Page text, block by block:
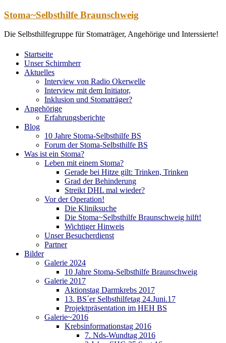
Zum
springen
Stoma~Selbsthilfe Braunschweig
Die Selbsthilfegruppe für Stomaträger, Angehörige und Interssierte!
Startseite
Unser Schirmherr
Aktuelles
Interview von Radio Okerwelle
Interview mit dem Initiator,
Inklusion und Stomaträger?
Angehörige
Erfahrungsberichte
Blog
10 Jahre Stoma-Selbsthilfe BS
Forum der Stoma-Selbsthilfe BS
Was ist ein Stoma?
Leben mit einem Stoma?
Gerade bei Hitze gilt: Trinken, Trinken
Grad der Behinderung
Streikt DHL mal wieder?
Vor der Operation!
Die Kliniksuche
Die Stoma~Selbsthilfe Braunschweig hilft!
Wichtiger Hinweis
Unser Besucherdienst
Partner
Bilder
Galerie 2024
10 Jahre Stoma-Selbsthilfe Braunschweig
Galerie 2017
Aktionstag Darmkrebs 2017
13. BS´er Selbsthilfetag 24.Juni.17
Projektpräsentation im HEH BS
Galerie~2016
Krebsinformationstag 2016
7. Nds-Wundtag 2016